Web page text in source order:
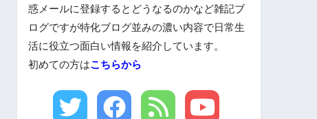
惑メールに登録するとどうなるのかなど雑記ブ
ログですが特化ブログ並みの濃い内容で日常生
活に役立つ面白い情報を紹介しています。
初めての方はこちらから